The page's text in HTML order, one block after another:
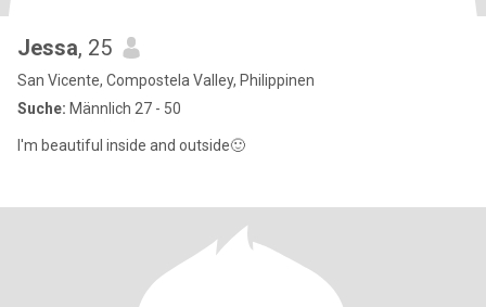
Jessa, 25
San Vicente, Compostela Valley, Philippinen
Suche: Männlich 27 - 50
I'm beautiful inside and outside🙂